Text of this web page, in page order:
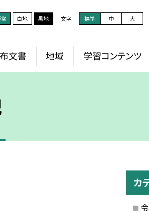
白地 黒地 文字 標準 中 大
文書 地域 学習コンテンツ
カ